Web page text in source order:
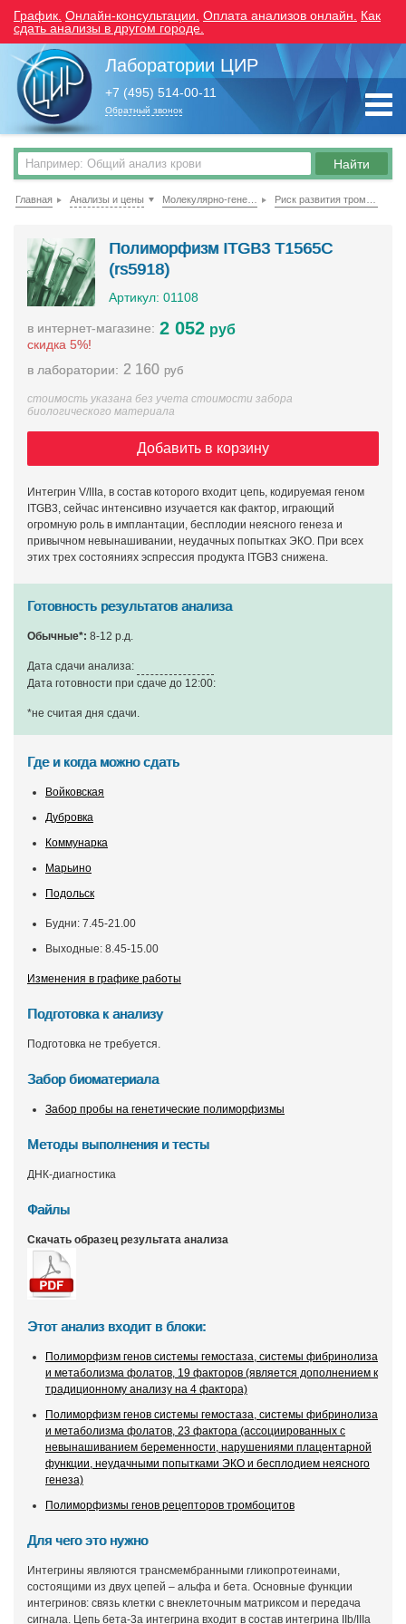
График. Онлайн-консультации. Оплата анализов онлайн.
Как
сдать анализы в другом городе.
Лаборатории ЦИР
+7 (495) 514-00-11
Обратный звонок
Главная Анализы и цены
Полиморфизм ITGB3 T1565C
(rs5918)
Артикул: 01108
в интернет-магазине:
скидка 5%!
2 052 руб
в лаборатории: 2 160 руб
стоимость указана без учета стоимости забора
биологического материала
Добавить в корзину
Интегрин V/IIIa, в состав которого входит цепь, кодируемая геном
ITGB3, сейчас интенсивно изучается как фактор, играющий
огромную роль в имплантации, бесплодии неясного генеза и
привычном невынашивании, неудачных попытках ЭКО. При всех
этих трех состояниях эспрессия продукта ITGB3 снижена.
Готовность результатов анализа
Обычные*: 8-12 р.д.
Дата сдачи анализа:
Дата готовности при сдаче до 12:00:
*не считая дня сдачи.
Где и когда можно сдать
Войковская
Дубровка
Коммунарка
Марьино
Подольск
Будни: 7.45-21.00
Выходные: 8.45-15.00
Изменения в графике работы
Подготовка к анализу
Подготовка не требуется.
Забор биоматериала
Забор пробы на генетические полиморфизмы
Методы выполнения и тесты
ДНК-диагностика
Файлы
Скачать образец результата анализа
Этот анализ входит в блоки:
Полиморфизм генов системы гемостаза, системы фибринолиза
и метаболизма фолатов, 19 факторов (является дополнением к
традиционному анализу на 4 фактора)
Полиморфизм генов системы гемостаза, системы фибринолиза
и метаболизма фолатов, 23 фактора (ассоциированных с
невынашиванием беременности, нарушениями плацентарной
функции, неудачными попытками ЭКО и бесплодием неясного
генеза)
Полиморфизмы генов рецепторов тромбоцитов
Для чего это нужно
Интегрины являются трансмембранными гликопротеинами,
состоящими из двух цепей – альфа и бета. Основные функции
интегринов: связь клетки с внеклеточным матриксом и передача
сигнала. Цепь бета-3а интегрина входит в состав интегрина IIb/IIIa